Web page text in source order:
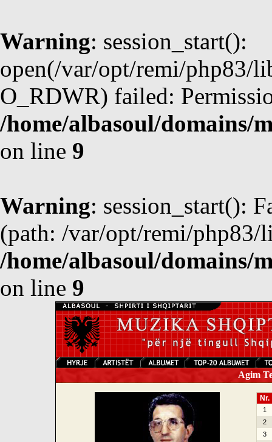
Warning: session_start():
open(/var/opt/remi/php83/
O_RDWR) failed:
/home/albasoul/domains/
on line 9
Warning: session_start():
(path: /var/opt/remi/php83/
/home/albasoul/domains/
on line 9
Agim
Nr.
1
2
3